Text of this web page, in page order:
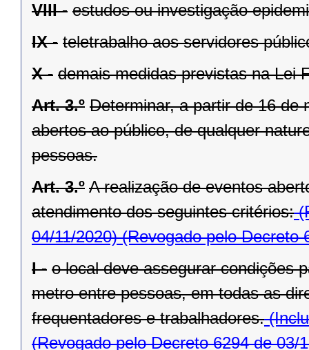
VIII - estudos ou investigação
IX - teletrabalho aos servidores
X - demais medidas previstas na Lei
Art. 3.º Determinar, a partir de 16 de
abertos ao público, de qualquer
pessoas.
Art. 3.º A realização de eventos
atendimento dos seguintes critérios:
04/11/2020)(Revogado pelo Decreto
I - o local deve assegurar condições
metro entre pessoas, em todas as
frequentadores e trabalhadores.
(Revogado pelo Decreto 6294 de 03/